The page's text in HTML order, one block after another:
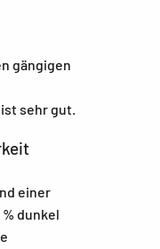
gängigen
sehr gut.
einer
dunkel